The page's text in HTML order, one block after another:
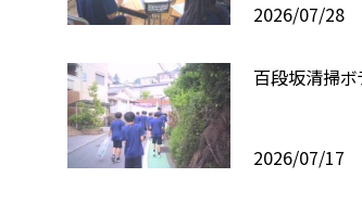
2026/07/28
百段坂清掃ボ
2026/07/17